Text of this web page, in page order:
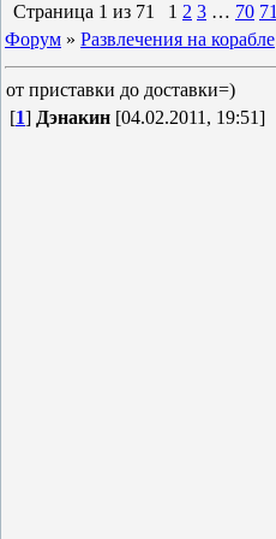
Страница 1 из 71 1 2 3 … 70 71
Форум » Развлечения на корабле
от приставки до доставки=)
[1] Дэнакин [04.02.2011, 19:51]